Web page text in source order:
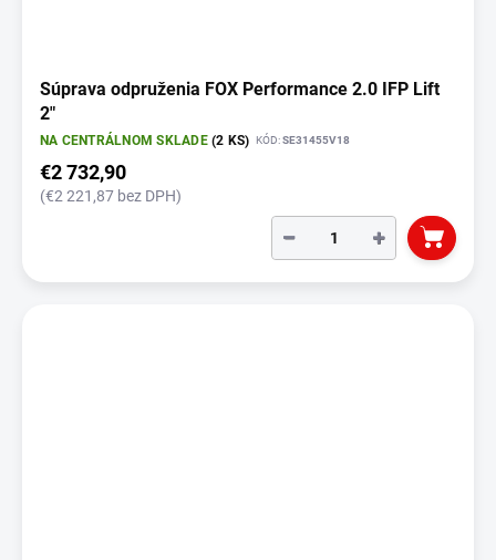
Súprava odpruženia FOX Performance 2.0 IFP Lift
2"
NA CENTRÁLNOM SKLADE(2 KS) KÓD:SE31455V18
€2 732,90
(€2 221,87 bez DPH)
+
−